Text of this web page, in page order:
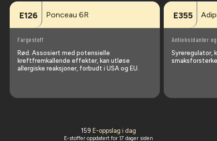
E126 Ponceau 6R
Fargestoff
Rød. Assosiert med potensielle
kreftfremkallende effekter, kan utløse
allergiske reaksjoner, forbudt i USA og EU.
E355
Antioksidanter
Syreregulator,
159 E-oppslag i dag
E-stoffer oppdatert for 17 dager siden